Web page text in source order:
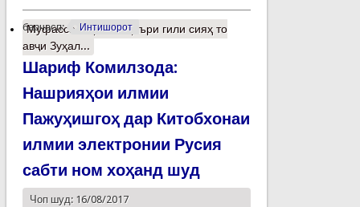
барчасп: Интишорот
Муфассалтаро Аз қаъри гили сияҳ то
авҷи Зуҳал...
Шариф Комилзода:
Нашрияҳои илмии
Пажуҳишгоҳ дар Китобхонаи
илмии электронии Русия
сабти ном хоҳанд шуд
Чоп шуд: 16/08/2017